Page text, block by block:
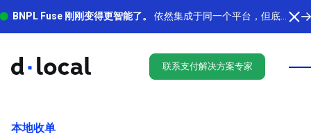
BNPL Fuse 刚刚变得更智能了。 依然集成于同一个平台，但底层有更多功能在运行。 了解最新功能
联系支付解决方案专家
本地收单